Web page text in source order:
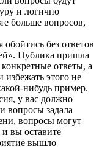
и логично
больше вопросов,
без ответов
Публика пришла
ответы, а
этого не
нибудь пример.
у вас должно
вопросы задала
вопросы могут
вы оставите
вышло